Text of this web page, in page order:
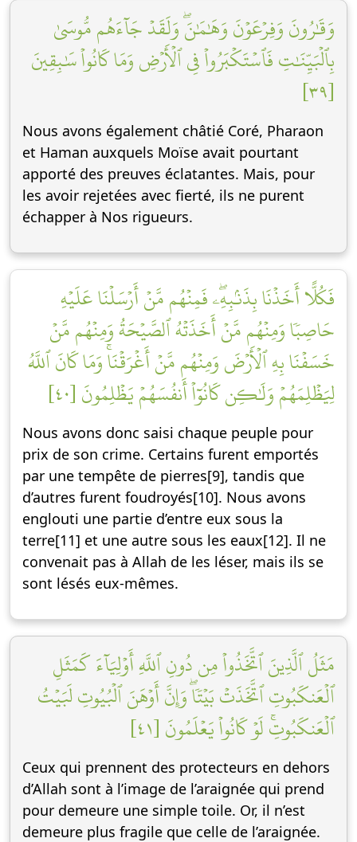
وَقَٰرُونَ وَفِرۡعَوۡنَ وَهَٰمَٰنَۖ وَلَقَدۡ جَآءَهُم مُّوسَىٰ
بِٱلۡبَيِّنَٰتِ فَٱسۡتَكۡبَرُواْ فِي ٱلۡأَرۡضِ وَمَا كَانُواْ سَٰبِقِينَ
[٣٩]
Nous avons également châtié Coré, Pharaon
et Haman auxquels Moïse avait pourtant
apporté des preuves éclatantes. Mais, pour
les avoir rejetées avec fierté, ils ne purent
échapper à Nos rigueurs.
فَكُلًّا أَخَذۡنَا بِذَنۢبِهِۦۖ فَمِنۡهُم مَّنۡ أَرۡسَلۡنَا عَلَيۡهِ
حَاصِبٗا وَمِنۡهُم مَّنۡ أَخَذَتۡهُ ٱلصَّيۡحَةُ وَمِنۡهُم مَّنۡ
خَسَفۡنَا بِهِ ٱلۡأَرۡضَ وَمِنۡهُم مَّنۡ أَغۡرَقۡنَاۚ وَمَا كَانَ ٱللَّهُ
لِيَظۡلِمَهُمۡ وَلَٰكِن كَانُوٓاْ أَنفُسَهُمۡ يَظۡلِمُونَ [٤٠]
Nous avons donc saisi chaque peuple pour
prix de son crime. Certains furent emportés
par une tempête de pierres[9], tandis que
d’autres furent foudroyés[10]. Nous avons
englouti une partie d’entre eux sous la
terre[11] et une autre sous les eaux[12]. Il ne
convenait pas à Allah de les léser, mais ils se
sont lésés eux-mêmes.
مَثَلُ ٱلَّذِينَ ٱتَّخَذُواْ مِن دُونِ ٱللَّهِ أَوۡلِيَآءَ كَمَثَلِ
ٱلۡعَنكَبُوتِ ٱتَّخَذَتۡ بَيۡتٗاۖ وَإِنَّ أَوۡهَنَ ٱلۡبُيُوتِ لَبَيۡتُ
ٱلۡعَنكَبُوتِۚ لَوۡ كَانُواْ يَعۡلَمُونَ [٤١]
Ceux qui prennent des protecteurs en dehors
d’Allah sont à l’image de l’araignée qui prend
pour demeure une simple toile. Or, il n’est
demeure plus fragile que celle de l’araignée.